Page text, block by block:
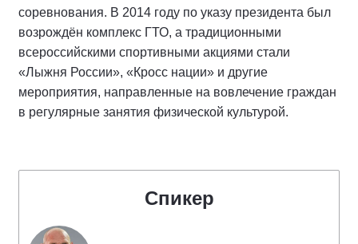
соревнования. В 2014 году по указу президента был
возрождён комплекс ГТО, а традиционными
всероссийскими спортивными акциями стали
«Лыжня России», «Кросс нации» и другие
мероприятия, направленные на вовлечение граждан
в регулярные занятия физической культурой.
Спикер